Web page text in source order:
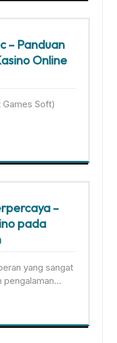
– Panduan
Online
Soft)
–
pada
yang sangat
pengalaman…